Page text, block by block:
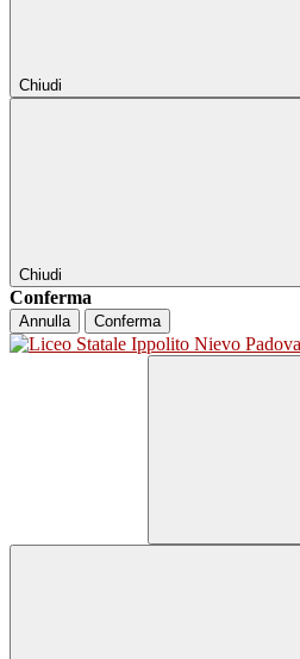
Chiudi
Chiudi
Conferma
Annulla Conferma